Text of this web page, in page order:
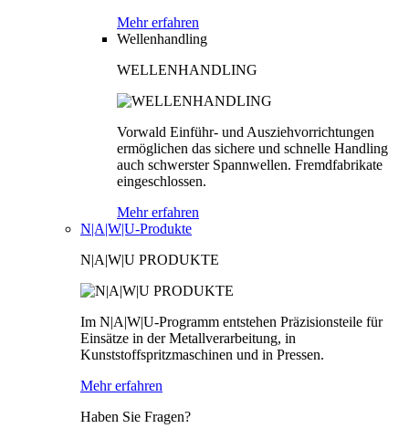
Mehr erfahren
Wellenhandling
WELLENHANDLING
Vorwald Einführ- und Ausziehvorrichtungen
ermöglichen das sichere und schnelle Handling
auch schwerster Spannwellen. Fremdfabrikate
eingeschlossen.
Mehr erfahren
N|A|W|U-Produkte
N|A|W|U PRODUKTE
Im N|A|W|U-Programm entstehen Präzisionsteile für
Einsätze in der Metallverarbeitung, in
Kunststoffspritzmaschinen und in Pressen.
Mehr erfahren
Haben Sie Fragen?